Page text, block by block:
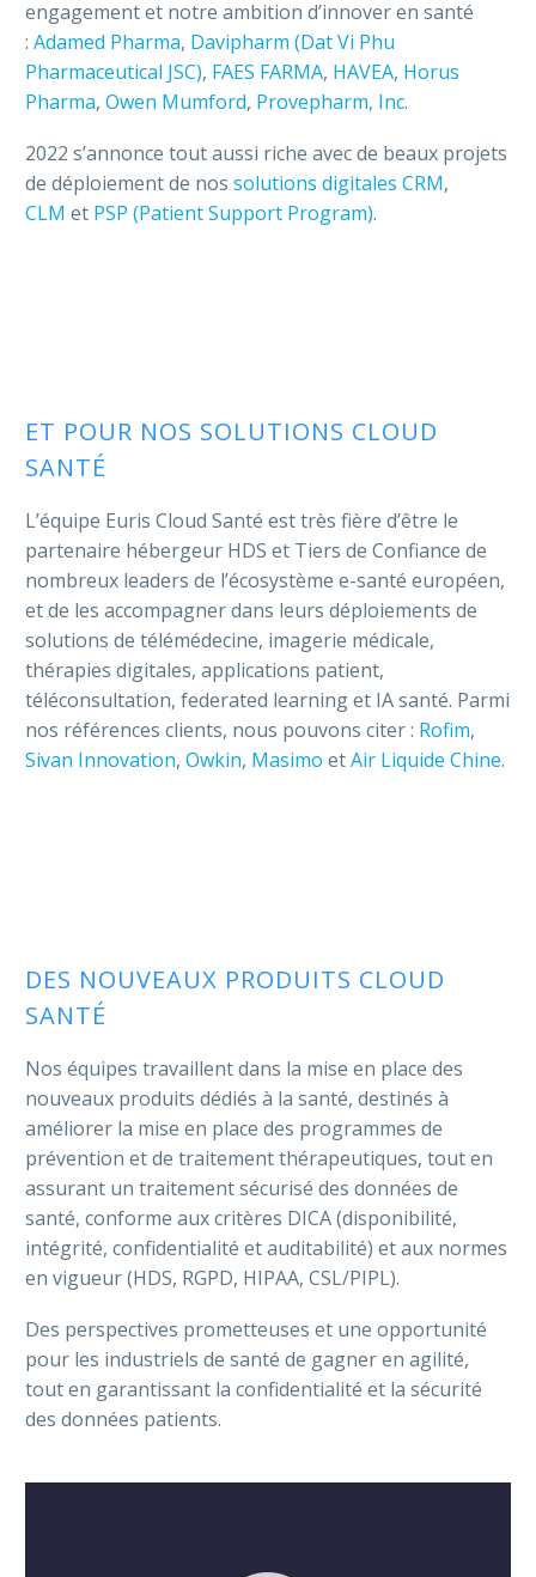
engagement et notre ambition d’innover en santé
: Adamed Pharma, Davipharm (Dat Vi Phu
Pharmaceutical JSC), FAES FARMA, HAVEA, Horus
Pharma, Owen Mumford, Provepharm, Inc.
2022 s’annonce tout aussi riche avec de beaux projets
de déploiement de nos solutions digitales CRM,
CLM et PSP (Patient Support Program).
ET POUR NOS SOLUTIONS CLOUD
SANTÉ
L’équipe Euris Cloud Santé est très fière d’être le
partenaire hébergeur HDS et Tiers de Confiance de
nombreux leaders de l’écosystème e-santé européen,
et de les accompagner dans leurs déploiements de
solutions de télémédecine, imagerie médicale,
thérapies digitales, applications patient,
téléconsultation, federated learning et IA santé. Parmi
nos références clients, nous pouvons citer : Rofim,
Sivan Innovation, Owkin, Masimo etAir Liquide Chine.
DES NOUVEAUX PRODUITS CLOUD
SANTÉ
Nos équipes travaillent dans la mise en place des
nouveaux produits dédiés à la santé, destinés à
améliorer la mise en place des programmes de
prévention et de traitement thérapeutiques, tout en
assurant un traitement sécurisé des données de
santé, conforme aux critères DICA (disponibilité,
intégrité, confidentialité et auditabilité) et aux normes
en vigueur (HDS, RGPD, HIPAA, CSL/PIPL).
Des perspectives prometteuses et une opportunité
pour les industriels de santé de gagner en agilité,
tout en garantissant la confidentialité et la sécurité
des données patients.